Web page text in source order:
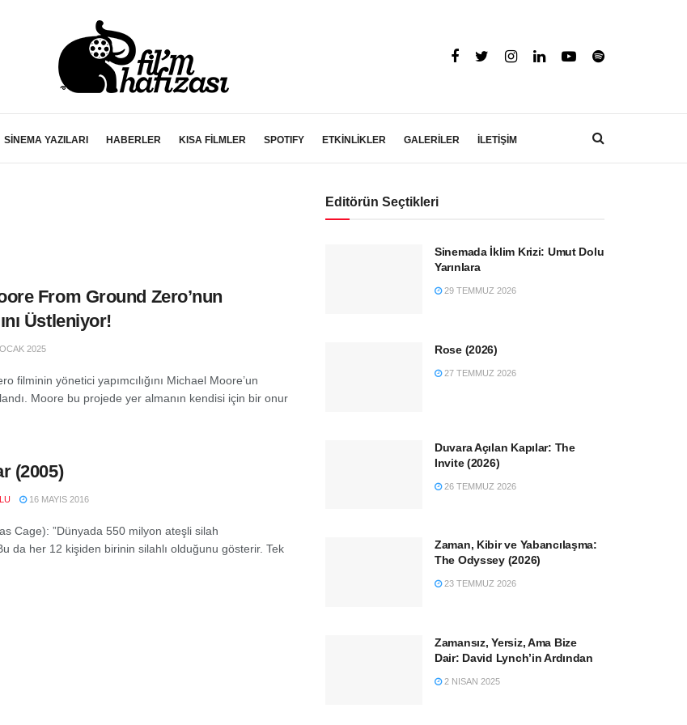
SİNEMA YAZILARI HABERLER KISA FİLMLER SPOTIFY ETKİNLİKLER GALERİLER İLETİŞİM
From Ground Zero’nun
Üstleniyor!
2025
filminin yönetici yapımcılığını Michael Moore’un
Moore bu projede yer almanın kendisi için bir onur
(2005)
16 MAYIS 2016
Cage): ”Dünyada 550 milyon ateşli silah
da her 12 kişiden birinin silahlı olduğunu gösterir. Tek
Editörün Seçtikleri
Sinemada İklim Krizi: Umut Dolu
Yarınlara
29 TEMMUZ 2026
Rose (2026)
27 TEMMUZ 2026
Duvara Açılan Kapılar: The
Invite (2026)
26 TEMMUZ 2026
Zaman, Kibir ve Yabancılaşma:
The Odyssey (2026)
23 TEMMUZ 2026
Zamansız, Yersiz, Ama Bize
Dair: David Lynch’in Ardından
2 NISAN 2025